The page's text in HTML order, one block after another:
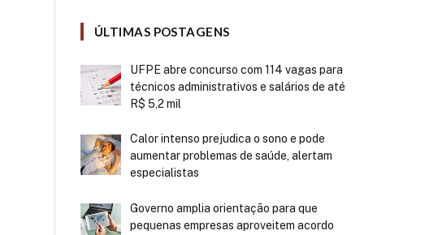
ÚLTIMAS POSTAGENS
UFPE abre concurso com 114 vagas para
técnicos administrativos e salários de até
R$ 5,2 mil
Calor intenso prejudica o sono e pode
aumentar problemas de saúde, alertam
especialistas
Governo amplia orientação para que
pequenas empresas aproveitem acordo